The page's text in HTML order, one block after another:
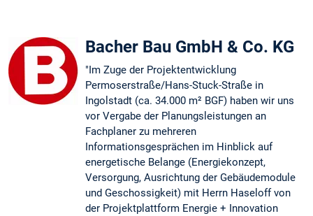
Bacher Bau GmbH & Co. KG
"Im Zuge der Projektentwicklung
Permoserstraße/Hans-Stuck-Straße in
Ingolstadt (ca. 34.000 m² BGF) haben wir uns
vor Vergabe der Planungsleistungen an
Fachplaner zu mehreren
Informationsgesprächen im Hinblick auf
energetische Belange (Energiekonzept,
Versorgung, Ausrichtung der Gebäudemodule
und Geschossigkeit) mit Herrn Haseloff von
der Projektplattform Energie + Innovation